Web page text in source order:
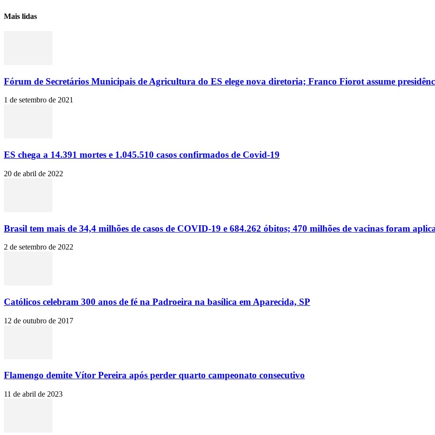
Mais lidas
Fórum de Secretários Municipais de Agricultura do ES elege nova diretoria; Franco Fiorot assume
1 de setembro de 2021
ES chega a 14.391 mortes e 1.045.510 casos confirmados de Covid-19
20 de abril de 2022
Brasil tem mais de 34,4 milhões de casos de COVID-19 e 684.262 óbitos; 470 milhões de vacinas foram
2 de setembro de 2022
Católicos celebram 300 anos de fé na Padroeira na basílica em Aparecida, SP
12 de outubro de 2017
Flamengo demite Vítor Pereira após perder quarto campeonato consecutivo
11 de abril de 2023